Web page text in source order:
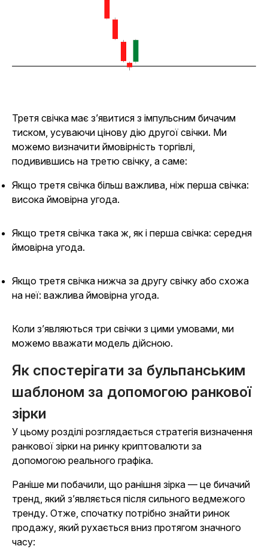
Третя свічка має з’явитися з імпульсним бичачим
тиском, усуваючи цінову дію другої свічки. Ми
можемо визначити ймовірність торгівлі,
подивившись на третю свічку, а саме:
Якщо третя свічка більш важлива, ніж перша свічка:
висока ймовірна угода.
Якщо третя свічка така ж, як і перша свічка: середня
ймовірна угода.
Якщо третя свічка нижча за другу свічку або схожа
на неї: важлива ймовірна угода.
Коли з’являються три свічки з цими умовами, ми
можемо вважати модель дійсною.
Як спостерігати за бульпанським
шаблоном за допомогою ранкової
зірки
У цьому розділі розглядається стратегія визначення
ранкової зірки на ринку криптовалюти за
допомогою реального графіка.
Раніше ми побачили, що ранішня зірка — це бичачий
тренд, який з’являється після сильного ведмежого
тренду. Отже, спочатку потрібно знайти ринок
продажу, який рухається вниз протягом значного
часу: